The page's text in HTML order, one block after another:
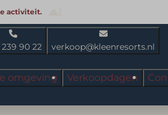
activiteit.
90 22 verkoop@kleenresorts.nl
omgeving Verkoopdagen